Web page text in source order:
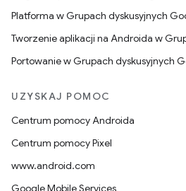
Platforma w Grupach dyskusyjnych
Tworzenie aplikacji na Androida w
Portowanie w Grupach dyskusyjnych
UZYSKAJ POMOC
Centrum pomocy Androida
Centrum pomocy Pixel
www.android.com
Google Mobile Services